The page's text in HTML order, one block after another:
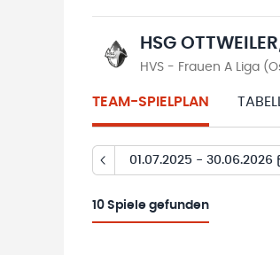
HSG
HVS - Frauen A Liga
TEAM-SPIELPLAN
01.07.2025 - 30.06.2026
10 Spiele gefunden